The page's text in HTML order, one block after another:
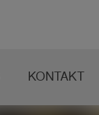
KONTAKT